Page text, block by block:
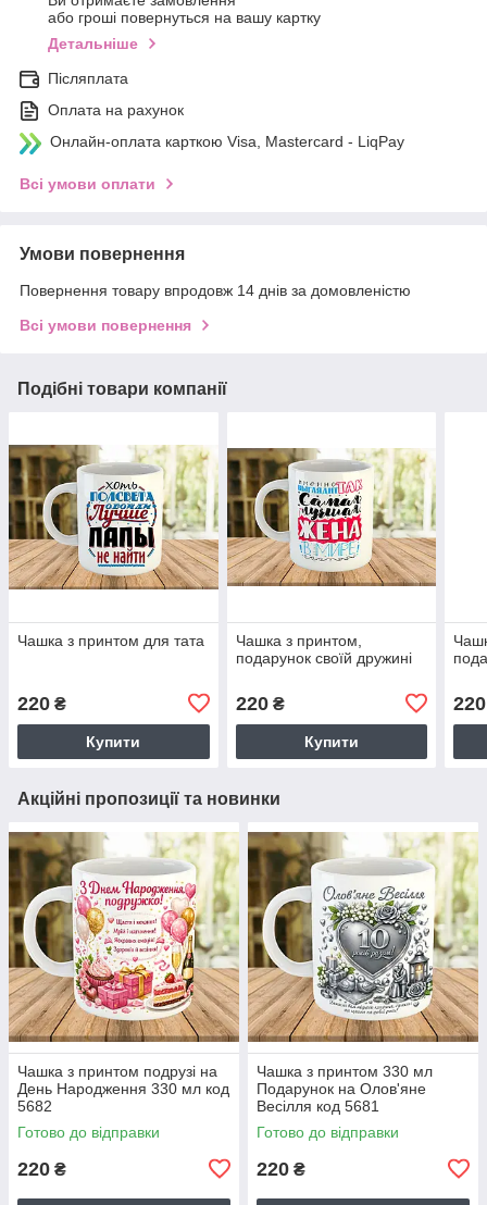
або гроші повернуться на вашу картку
Детальніше
Післяплата
Оплата на рахунок
Онлайн-оплата карткою Visa, Mastercard - LiqPay
Всі умови оплати
Умови повернення
Повернення товару впродовж 14 днів за домовленістю
Всі умови повернення
Подібні товари компанії
Чашка з принтом для тата
220 ₴
Купити
Чашка з принтом,
подарунок своїй дружині
220₴
Купити
220
Акційні пропозиції та новинки
Чашка з принтом подрузі на
День Народження 330 мл код
5682
Готово до відправки
220 ₴
Чашка з принтом 330 мл
Подарунок на Олов'яне
Весілля код 5681
Готово до відправки
220 ₴